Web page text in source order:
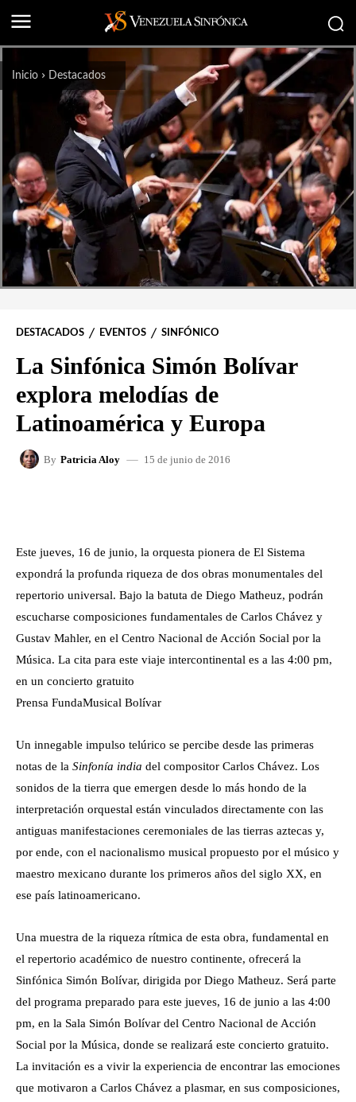
Inicio Destacados
DESTACADOS EVENTOS SINFÓNICO
La Sinfónica Simón Bolívar
explora melodías de
Latinoamérica y Europa
By Patricia Aloy 15 de junio de 2016
Este jueves, 16 de junio, la orquesta pionera de El Sistema
expondrá la profunda riqueza de dos obras monumentales del
repertorio universal. Bajo la batuta de Diego Matheuz, podrán
escucharse composiciones fundamentales de Carlos Chávez y
Gustav Mahler, en el Centro Nacional de Acción Social por la
Música. La cita para este viaje intercontinental es a las 4:00 pm,
en un concierto gratuito
Prensa FundaMusical Bolívar
Un innegable impulso telúrico se percibe desde las primeras
notas de la Sinfonía india del compositor Carlos Chávez. Los
sonidos de la tierra que emergen desde lo más hondo de la
interpretación orquestal están vinculados directamente con las
antiguas manifestaciones ceremoniales de las tierras aztecas y,
por ende, con el nacionalismo musical propuesto por el músico y
maestro mexicano durante los primeros años del siglo XX, en
ese país latinoamericano.
Una muestra de la riqueza rítmica de esta obra, fundamental en
el repertorio académico de nuestro continente, ofrecerá la
Sinfónica Simón Bolívar, dirigida por Diego Matheuz. Será parte
del programa preparado para este jueves, 16 de junio a las 4:00
pm, en la Sala Simón Bolívar del Centro Nacional de Acción
Social por la Música, donde se realizará este concierto gratuito.
La invitación es a vivir la experiencia de encontrar las emociones
que motivaron a Carlos Chávez a plasmar, en sus composiciones,